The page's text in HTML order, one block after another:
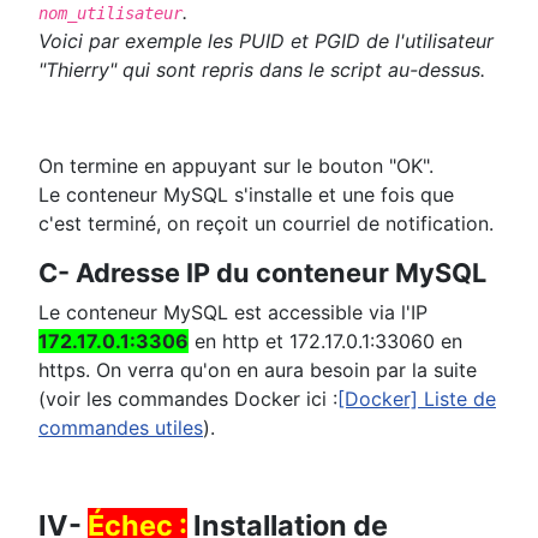
nom_utilisateur.
Voici par exemple les PUID et PGID de l'utilisateur
"Thierry" qui sont repris dans le script au-dessus.
On termine en appuyant sur le bouton "OK".
Le conteneur MySQL s'installe et une fois que
c'est terminé, on reçoit un courriel de notification.
C- Adresse IP du conteneur MySQL
Le conteneur MySQL est accessible via l'IP
172.17.0.1:3306 en http et 172.17.0.1:33060 en
https. On verra qu'on en aura besoin par la suite
(voir les commandes Docker ici :[Docker] Liste de
commandes utiles).
IV- Échec : Installation de